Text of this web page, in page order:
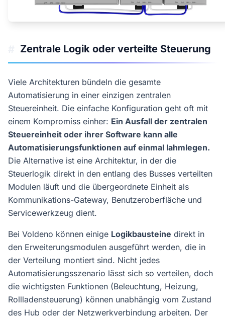
Zentrale Logik oder verteilte Steuerung
Viele Architekturen bündeln die gesamte
Automatisierung in einer einzigen zentralen
Steuereinheit. Die einfache Konfiguration geht oft mit
einem Kompromiss einher: Ein Ausfall der zentralen
Steuereinheit oder ihrer Software kann alle
Automatisierungsfunktionen auf einmal lahmlegen.
Die Alternative ist eine Architektur, in der die
Steuerlogik direkt in den entlang des Busses verteilten
Modulen läuft und die übergeordnete Einheit als
Kommunikations-Gateway, Benutzeroberfläche und
Servicewerkzeug dient.
Bei Voldeno können einige Logikbausteine direkt in
den Erweiterungsmodulen ausgeführt werden, die in
der Verteilung montiert sind. Nicht jedes
Automatisierungsszenario lässt sich so verteilen, doch
die wichtigsten Funktionen (Beleuchtung, Heizung,
Rollladensteuerung) können unabhängig vom Zustand
des Hub oder der Netzwerkverbindung arbeiten. Der